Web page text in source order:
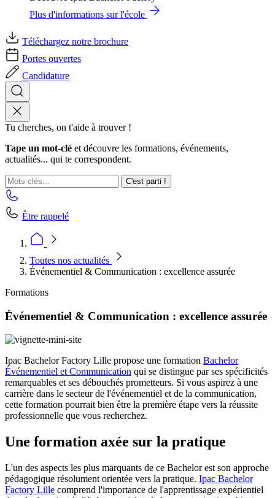
Plus d'informations sur l'école
Téléchargez notre brochure
Portes ouvertes
Candidature
Tu cherches, on t'aide à trouver !
Tape un mot-clé et découvre les formations, événements,
actualités... qui te correspondent.
C'est parti !
Être rappelé
Toutes nos actualités
Événementiel & Communication : excellence assurée
Formations
Événementiel & Communication : excellence assurée
Ipac Bachelor Factory Lille propose une formation Bachelor
Événementiel et Communication qui se distingue par ses spécificités
remarquables et ses débouchés prometteurs. Si vous aspirez à une
carrière dans le secteur de l'événementiel et de la communication,
cette formation pourrait bien être la première étape vers la réussite
professionnelle que vous recherchez.
Une formation axée sur la pratique
L'un des aspects les plus marquants de ce Bachelor est son approche
pédagogique résolument orientée vers la pratique. Ipac Bachelor
Factory Lille comprend l'importance de l'apprentissage expérientiel